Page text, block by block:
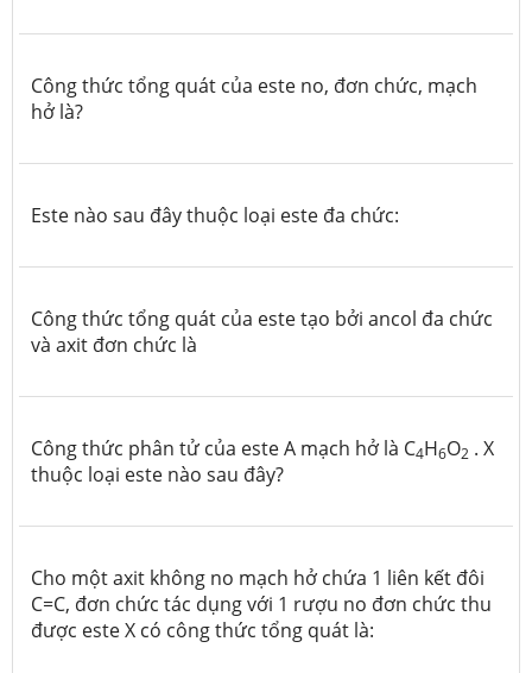
Công thức tổng quát của este no, đơn chức, mạch
hở là?
Este nào sau đây thuộc loại este đa chức:
Công thức tổng quát của este tạo bởi ancol đa chức
và axit đơn chức là
Công thức phân tử của este A mạch hở là C4H6O2 . X
thuộc loại este nào sau đây?
Cho một axit không no mạch hở chứa 1 liên kết đôi
C=C, đơn chức tác dụng với 1 rượu no đơn chức thu
được este X có công thức tổng quát là: